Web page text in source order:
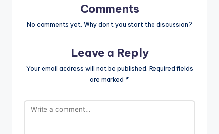
Comments
No comments yet. Why don’t you start the discussion?
Leave a Reply
Your email address will not be published. Required fields
are marked *